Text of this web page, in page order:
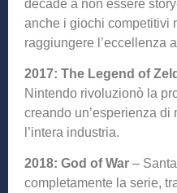
decade a non essere
anche i giochi competitivi
raggiungere l’eccellenza
2017: The Legend of
Nintendo rivoluzionò la
creando un’esperienza
l’intera industria.
2018: God of War –
completamente la serie,